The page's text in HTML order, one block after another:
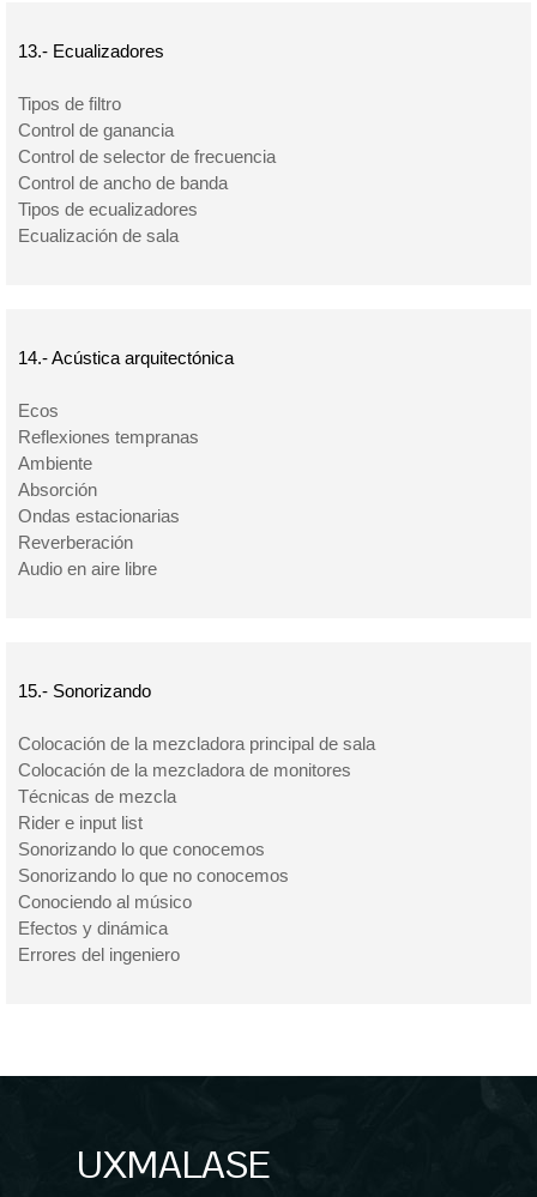
13.- Ecualizadores
Tipos de filtro
Control de ganancia
Control de selector de frecuencia
Control de ancho de banda
Tipos de ecualizadores
Ecualización de sala
14.- Acústica arquitectónica
Ecos
Reflexiones tempranas
Ambiente
Absorción
Ondas estacionarias
Reverberación
Audio en aire libre
15.- Sonorizando
Colocación de la mezcladora principal de sala
Colocación de la mezcladora de monitores
Técnicas de mezcla
Rider e input list
Sonorizando lo que conocemos
Sonorizando lo que no conocemos
Conociendo al músico
Efectos y dinámica
Errores del ingeniero
UXMALASE